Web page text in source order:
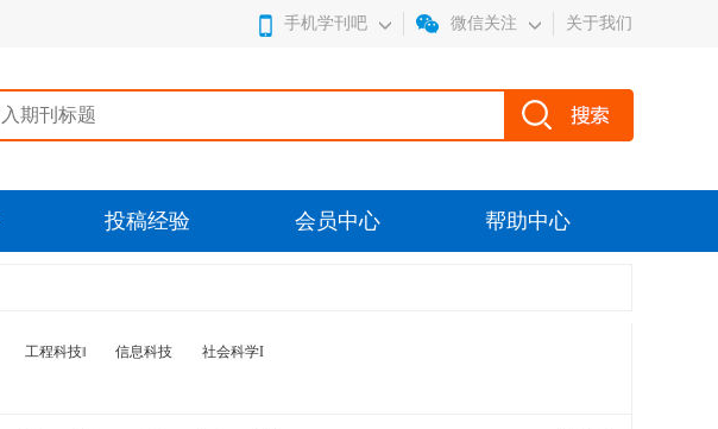
手机学刊吧 微信关注 关于我们
投稿经验 会员中心 帮助中心
工程科技‖ 信息科技
社会科学I